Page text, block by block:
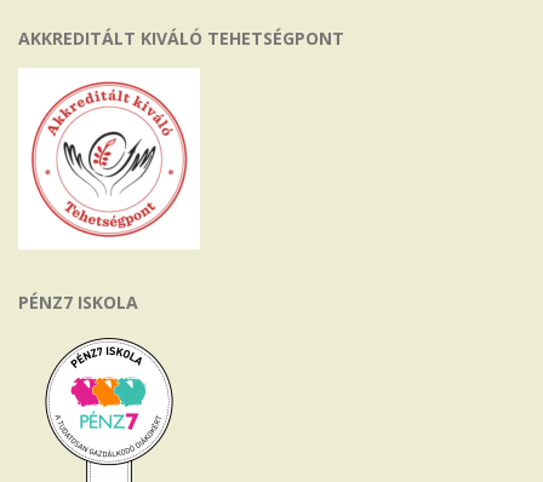
AKKREDITÁLT KIVÁLÓ TEHETSÉGPONT
PÉNZ7 ISKOLA